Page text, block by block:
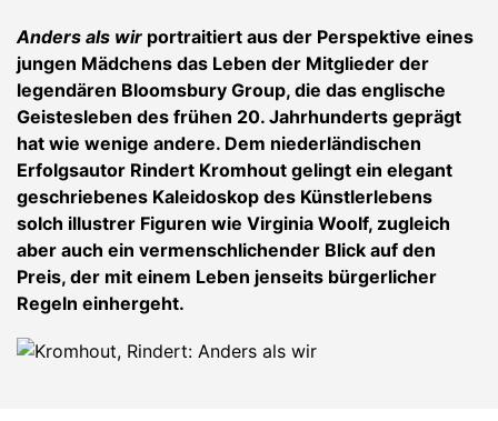
Anders als wir portraitiert aus der Perspektive eines
jungen Mädchens das Leben der Mitglieder der
legendären Bloomsbury Group, die das englische
Geistesleben des frühen 20. Jahrhunderts geprägt
hat wie wenige andere. Dem niederländischen
Erfolgsautor Rindert Kromhout gelingt ein elegant
geschriebenes Kaleidoskop des Künstlerlebens
solch illustrer Figuren wie Virginia Woolf, zugleich
aber auch ein vermenschlichender Blick auf den
Preis, der mit einem Leben jenseits bürgerlicher
Regeln einhergeht.